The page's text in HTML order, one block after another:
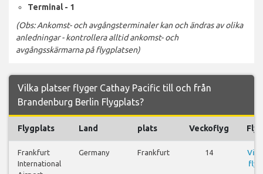
Terminal - 1
(Obs: Ankomst- och avgångsterminaler kan och ändras av olika
anledningar - kontrollera alltid ankomst- och
avgångsskärmarna på flygplatsen)
Vilka platser flyger Cathay Pacific till och från
Brandenburg Berlin Flygplats?
Flygplats Land plats Veckoflyg Flyg
Frankfurt
International
Germany Frankfurt 14
Visa
flyg